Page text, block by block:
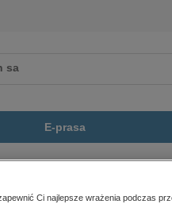
E-prasa
informacyjne
Ci najlepsze wrażenia podczas